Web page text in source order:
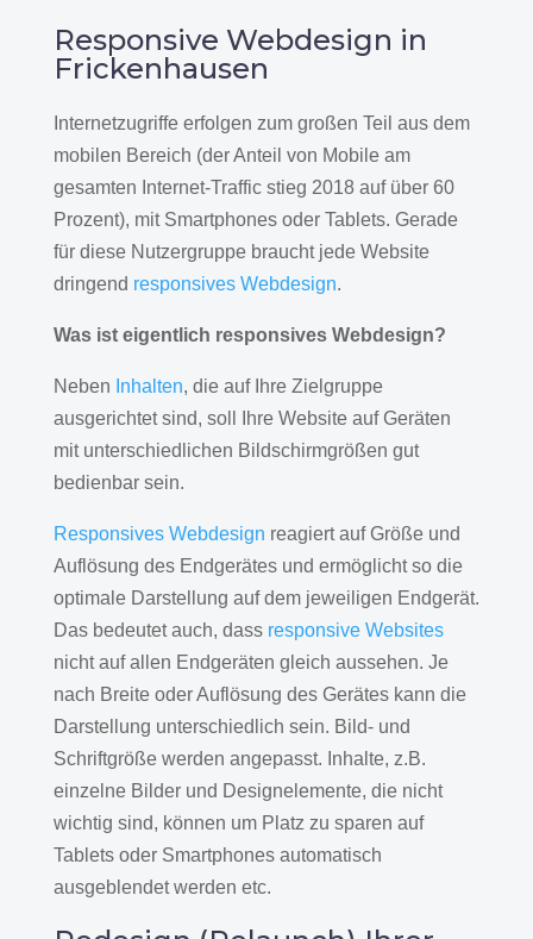
Responsive Webdesign in
Frickenhausen
Internetzugriffe erfolgen zum großen Teil aus dem
mobilen Bereich (der Anteil von Mobile am
gesamten Internet-Traffic stieg 2018 auf über 60
Prozent), mit Smartphones oder Tablets. Gerade
für diese Nutzergruppe braucht jede Website
dringend responsives Webdesign.
Was ist eigentlich responsives Webdesign?
Neben Inhalten, die auf Ihre Zielgruppe
ausgerichtet sind, soll Ihre Website auf Geräten
mit unterschiedlichen Bildschirmgrößen gut
bedienbar sein.
Responsives Webdesign reagiert auf Größe und
Auflösung des Endgerätes und ermöglicht so die
optimale Darstellung auf dem jeweiligen Endgerät.
Das bedeutet auch, dass responsive Websites
nicht auf allen Endgeräten gleich aussehen. Je
nach Breite oder Auflösung des Gerätes kann die
Darstellung unterschiedlich sein. Bild- und
Schriftgröße werden angepasst. Inhalte, z.B.
einzelne Bilder und Designelemente, die nicht
wichtig sind, können um Platz zu sparen auf
Tablets oder Smartphones automatisch
ausgeblendet werden etc.